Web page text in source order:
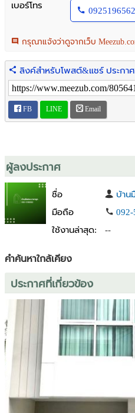
- โฮมโปรโรงพยาบาล
- โรงพยาบาลเกษมราษฎร์โรงเรียน
-โรงเรียนเด่นหล้า
- โรงเรียนสารสาสน์
-มหาวิทยาลัยเอเชียอาคเนย์
-มหาวิทยาลัยธนบุรี
ที่ตั้ง ซอยเพชรเกษม77 ถ.เพชรเก
บริการรับฝากขาย - เช่า จำนอง ขาย
ฟรี ยืนกู้ได้ 100%
ฟรี การตลาด
ฟรี ที่ปรึกษาสินเชื่อ
สอบถามเพิ่มเติม
Line :https://lin.ee/QJn0iS2
ID Line : @872pzlmz (มี @ด้านหน้า)
#บ้านเดี่ยว #บ้านมือสอง #ทาวน์เฮ้า
มือสองราคาถูก #หน้าหน้ามืออาชีพ
#หนองแขม #บางแค
เบอร์โทร
0925196562
กรุณาแจ้งว่าดูจากเว็บ
ลิงค์สำหรับโพสต์&แชร์ ประกา
FB LINE Email
ผู้ลงประกาศ
ชื่อ
บ้าน
มือถือ
092-
ใช้งานล่าสุด:
--
คำค้นหาใกล้เคียง
ประกาศที่เกี่ยวข้อง